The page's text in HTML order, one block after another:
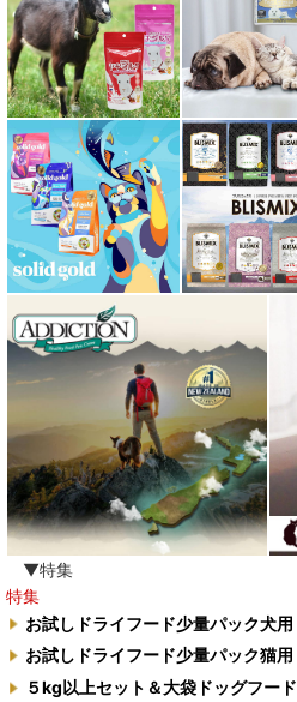
▼特集
特集
お試しドライフード少量パック犬用
お試しドライフード少量パック猫用
５kg以上セット＆大袋ドッグフード